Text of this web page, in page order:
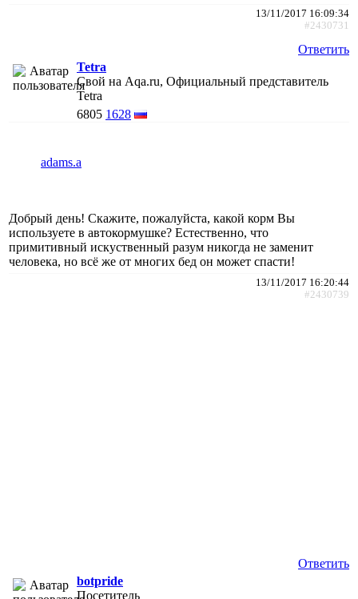
13/11/2017 16:09:34
#2430731
Ответить
Tetra
Свой на Aqa.ru, Официальный представитель
Tetra
6805 1628
adams.a
Добрый день! Скажите, пожалуйста, какой корм Вы
используете в автокормушке? Естественно, что
примитивный искуственный разум никогда не заменит
человека, но всё же от многих бед он может спасти!
13/11/2017 16:20:44
#2430739
Ответить
botpride
Посетитель